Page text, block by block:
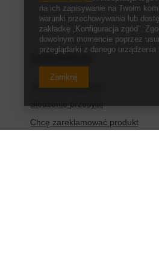
Status zamówienia
Śledzenie przesyłki
Chcę zareklamować produkt
na ich zapisywanie na Twoim
warunki przechowywania lub
zakładkę „Konfiguracja zgód”.
dowolnym momencie poprzez
przeglądarki z danego urządzenia
Zamknij